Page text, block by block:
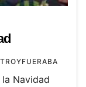
Navidad